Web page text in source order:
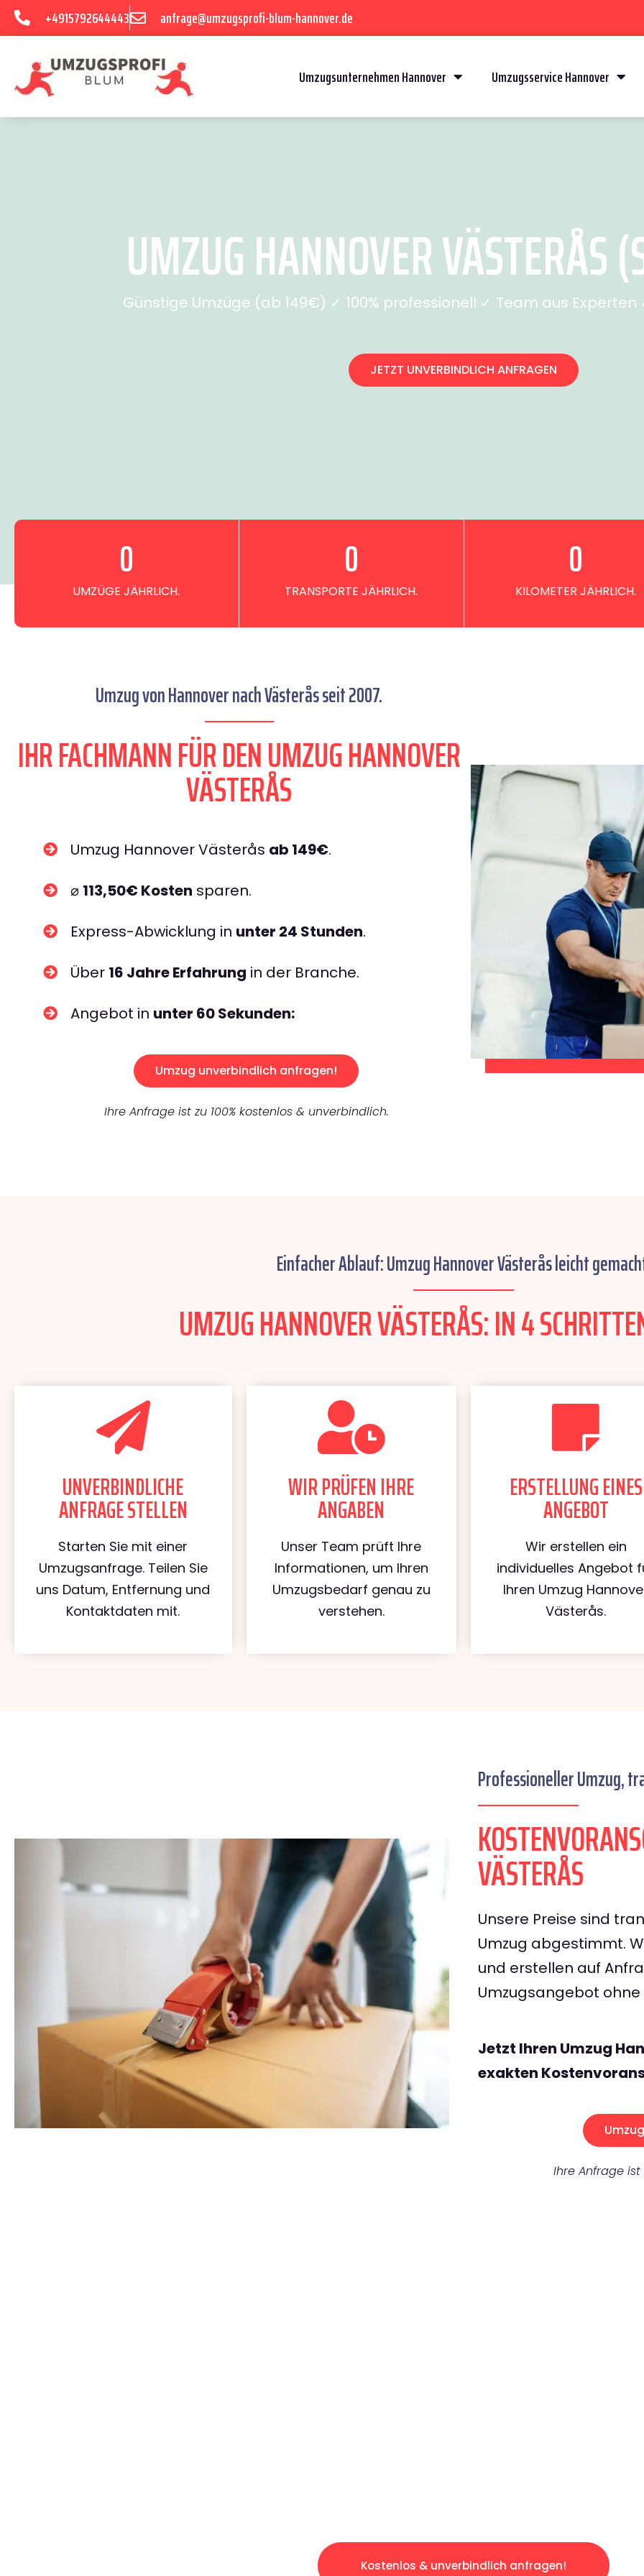
+4915792644443 anfrage@umzugsprofi-blum-hannover.de
Umzugsunternehmen Hannover Umzugsservice Hannover
UMZUG HANNOVER VÄSTERÅS
Günstige Umzüge (ab 149€) ✓ 100% professionell ✓ Team aus
JETZT UNVERBINDLICH ANFRAGEN
UMZÜGE JÄHRLICH.
0
TRANSPORTE JÄHRLICH.
0
KILOMETER JÄHRLICH.
0
Umzug von Hannover nach Västerås seit 2007.
IHR FACHMANN FÜR DEN UMZUG HANNOVER
VÄSTERÅS
Umzug Hannover Västerås ab 149€.
⌀ 113,50€ Kosten sparen.
Express-Abwicklung in unter 24 Stunden.
Über 16 Jahre Erfahrung in der Branche.
Angebot in unter 60 Sekunden:
Umzug unverbindlich anfragen!
Ihre Anfrage ist zu 100% kostenlos & unverbindlich.
Einfacher Ablauf: Umzug Hannover Västerås leicht
UMZUG HANNOVER VÄSTERÅS: IN 4
UNVERBINDLICHE
ANFRAGE STELLEN
Starten Sie mit einer
Umzugsanfrage. Teilen Sie
uns Datum, Entfernung und
Kontaktdaten mit.
WIR PRÜFEN IHRE
ANGABEN
Unser Team prüft Ihre
Informationen, um Ihren
Umzugsbedarf genau zu
verstehen.
ERSTELLUNG EINES
ANGEBOT
Wir erstellen ein
individuelles Angebot
Ihren Umzug
Västerås.
Professioneller Umzug,
VÄSTERÅS
Unsere Preise sind
Umzug abgestimmt.
und erstellen auf
Umzugsangebot
Jetzt Ihren Umzug
exakten
Ihre Anfrage ist
Kostenlos & unverbindlich anfragen!